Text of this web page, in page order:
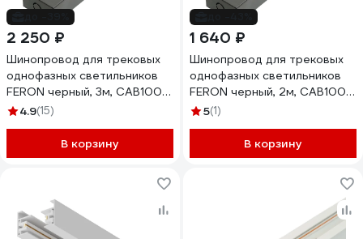
2 250 ₽
Шинопровод для трековых
однофазных светильников
FERON черный, 3м, CAB1007,
51892
4.9(15)
В корзину
1 640 ₽
Шинопровод для трековых
однофазных светильников
FERON черный, 2м, CAB1007,
51891
5(1)
В корзину